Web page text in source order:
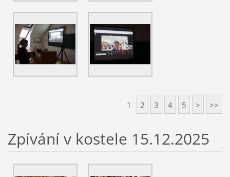
1 2 3 4 5 > >>
Zpívání v kostele 15.12.2025